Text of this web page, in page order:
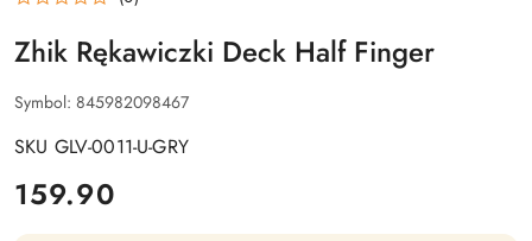
Zhik Rękawiczki Deck Half Finger
Symbol: 845982098467
SKU GLV-0011-U-GRY
cena:
159.90